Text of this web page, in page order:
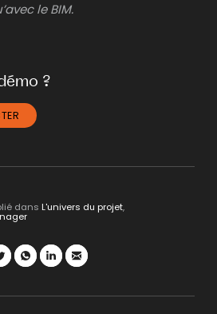
le BIM.
?
dans L'univers du projet,